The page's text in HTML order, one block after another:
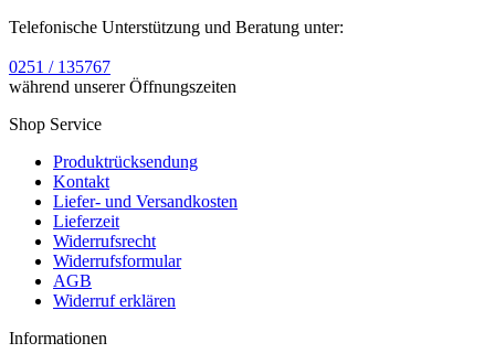
Telefonische Unterstützung und Beratung unter:
0251 / 135767
während unserer Öffnungszeiten
Shop Service
Produktrücksendung
Kontakt
Liefer- und Versandkosten
Lieferzeit
Widerrufsrecht
Widerrufsformular
AGB
Widerruf erklären
Informationen